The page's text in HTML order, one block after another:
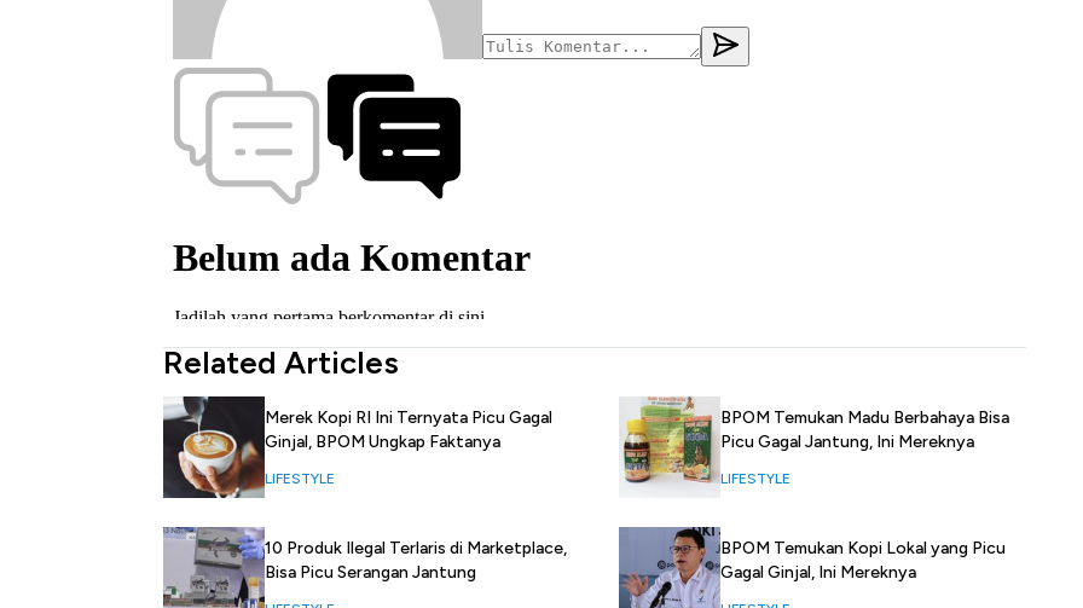
Related Articles
Merek Kopi RI Ini Ternyata Picu Gagal
Ginjal, BPOM Ungkap Faktanya
LIFESTYLE
10 Produk Ilegal Terlaris di Marketplace,
Bisa Picu Serangan Jantung
BPOM Temukan Madu Berbahaya Bisa
Picu Gagal Jantung, Ini Mereknya
LIFESTYLE
BPOM Temukan Kopi Lokal yang Picu
Gagal Ginjal, Ini Mereknya